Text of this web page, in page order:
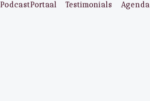
PodcastPortaal Testimonials Agenda